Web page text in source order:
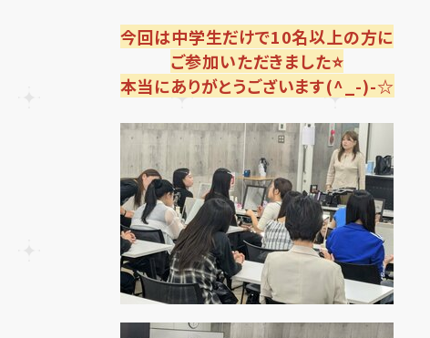
今回は中学生だけで10名以上の方に
ご参加いただきました⭐
本当にありがとうございます(^_-)-☆